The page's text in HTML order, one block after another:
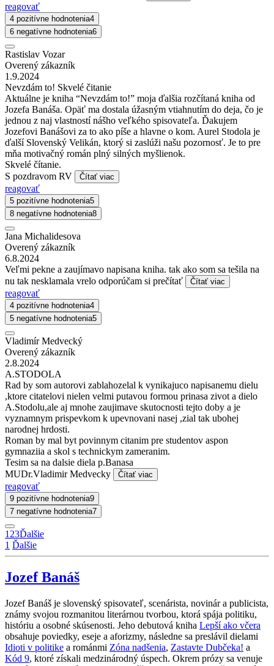
reagovať
4 pozitívne hodnotenia4
6 negatívne hodnotenia6
Rastislav Vozar
Overený zákazník
1.9.2024
Nevzdám to! Skvelé čitanie
Aktuálne je kniha “Nevzdám to!” moja ďalšia rozčítaná kniha od
Jozefa Banáša. Opäť ma dostala úžasným vtiahnutím do deja, čo je
jednou z naj vlastností nášho veľkého spisovateľa. Ďakujem
Jozefovi Banášovi za to ako píše a hlavne o kom. Aurel Stodola je
ďalší Slovenský Velikán, ktorý si zaslúži našu pozornosť. Je to pre
mňa motivačný román plný silných myšlienok.
Skvelé čítanie.
S pozdravom RV
Čítať viac
reagovať
5 pozitívne hodnotenia5
8 negatívne hodnotenia8
Jana Michalidesova
Overený zákazník
6.8.2024
Veľmi pekne a zaujímavo napisana kniha. tak ako som sa tešila na
nu tak nesklamala vrelo odporúčam si prečítať
Čítať viac
reagovať
4 pozitívne hodnotenia4
5 negatívne hodnotenia5
Vladimír Medvecký
Overený zákazník
2.8.2024
A.STODOLA
Rad by som autorovi zablahozelal k vynikajuco napisanemu dielu
,ktore citatelovi nielen velmi putavou formou prinasa zivot a dielo
A.Stodolu,ale aj mnohe zaujimave skutocnosti tejto doby a je
vyznamnym prispevkom k upevnovani nasej ,zial tak ubohej
narodnej hrdosti.
Roman by mal byt povinnym citanim pre studentov aspon
gymnaziia a skol s technickym zameranim.
Tesim sa na dalsie diela p.Banasa
MUDr.Vladimir Medvecky
Čítať viac
reagovať
9 pozitívne hodnotenia9
7 negatívne hodnotenia7
1 23Ďalšie
1 Ďalšie
Jozef Banáš
Jozef Banáš je slovenský spisovateľ, scenárista, novinár a publicista,
známy svojou rozmanitou literárnou tvorbou, ktorá spája politiku,
históriu a osobné skúsenosti. Jeho debutová kniha Lepší ako včera
obsahuje poviedky, eseje a aforizmy, následne sa preslávil dielami
Idioti v politike a románmi Zóna nadšenia, Zastavte Dubčeka! a
Kód 9, ktoré získali medzinárodný úspech. Okrem prózy sa venuje